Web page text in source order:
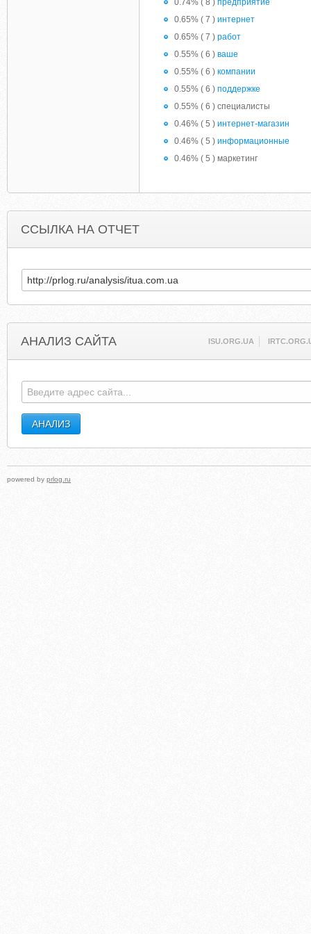
0.74% ( 8 ) предприятие
0.65% ( 7 ) интернет
0.65% ( 7 ) работ
0.55% ( 6 ) ваше
0.55% ( 6 ) компании
0.55% ( 6 ) поддержке
0.55% ( 6 ) специалисты
0.46% ( 5 ) интернет-магазин
0.46% ( 5 ) информационные
0.46% ( 5 ) маркетинг
ССЫЛКА НА ОТЧЕТ
АНАЛИЗ САЙТА ISU.ORG.UA
powered by prlog.ru